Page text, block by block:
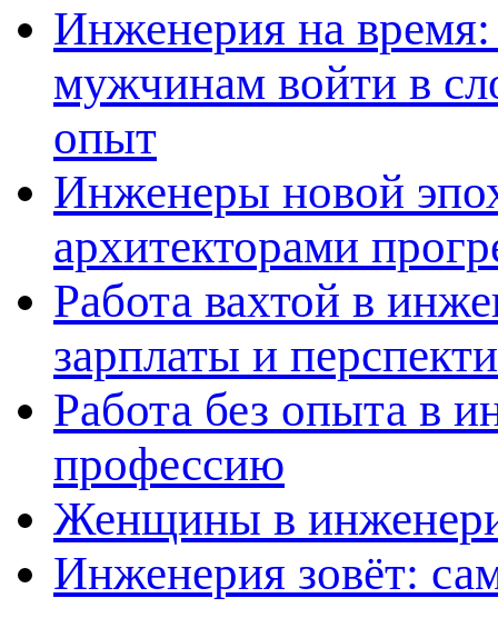
Инженерия на время:
мужчинам войти в
опыт
Инженеры новой
архитекторами
Работа вахтой в
зарплаты и
Работа без опыта в
профессию
Женщины в
Инженерия зовёт: